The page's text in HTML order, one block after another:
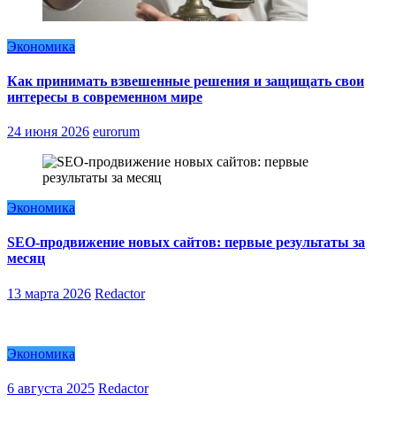
Экономика
Как принимать взвешенные решения и защищать свои
интересы в современном мире
24 июня 2026 eurorum
Экономика
SEO-продвижение новых сайтов: первые результаты за
месяц
13 марта 2026 Redactor
Экономика
6 августа 2025 Redactor